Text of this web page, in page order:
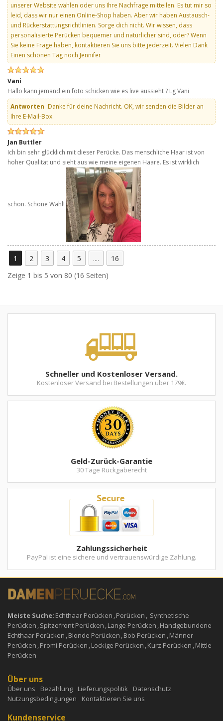
unserer Website wählen oder uns Ihre Nachfrage mitteilen. Es tut mir so
leid, dass wir nur einen Online-Shop haben. Aber wir haben Austausch-
und Rückerstattungsrichtlinien. Sorge dich nicht. Wir wissen, dass
personalisierte Perücken bequemer und natürlicher sind, oder? Wenn
Sie keine Frage haben, kontaktieren Sie uns bitte jederzeit. Vielen Dank
Einen schönen Tag noch Jennifer
Vani
Hallo kann jemand ein foto schicken wie es live aussieht ? Lg Vani
Antworten :Danke für deine Nachricht. OK, wir senden die Bilder an
Ihre E-Mail-Box.
Jan Buttler
Ich bin sehr glücklich mit dieser Perücke. Das menschliche Haar ist von
hoher Qualität und sieht aus wie meine eigenen Haare. Es ist wirklich
schön. Schöne Wahl!
1 2 3 4 5 ....
16
Zeige 1 bis 5 von 80 (16 Seiten)
Schneller und Kostenloser Versand.
Kostenloser Versand bei Bestellungen über 179€.
Geld-Zurück-Garantie
30 Tage Rückgaberecht
Zahlungssicherheit
PayPal ist eine sichere und vertrauenswürdige Zahlung.
Meiste Suche: Echthaar Perücken ,Perücken , Synthetische
Perücken ,Spitzefront Perücken ,Lange Perücken ,Handgebundene
Echthaar Perücken ,Blonde Perücken ,Bob Perücken ,Männer
Perücken ,Promi Perücken ,Lockige Perücken ,Kurz Perücken ,Mittle
Perücken
Über uns
Über uns Bezahlung Lieferungspolitik
Datenschutz
Nutzungsbedingungen
Kontaktieren Sie uns
Kundenservice